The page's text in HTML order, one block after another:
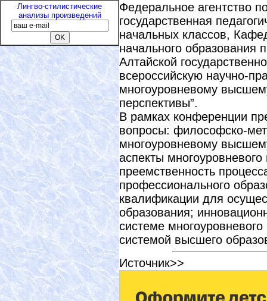
Федеральное агентство
государственная
начальных классов,
начального образования
Алтайской
всероссийскую научно-
многоуровневому
перспективы”.
В рамках конференции
вопросы: философско-
многоуровневому
аспекты
преемственность
профессионального
квалификации для
образования;
системе
системой высшего
Источник>>
Лингво-стилистические
анализы произведений